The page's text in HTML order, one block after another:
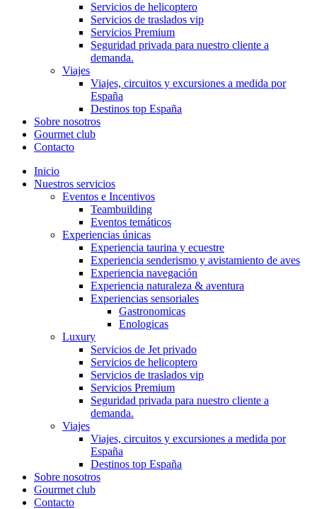
Servicios de helicoptero
Servicios de traslados vip
Servicios Premium
Seguridad privada para nuestro cliente a
demanda.
Viajes
Viajes, circuitos y excursiones a medida por
España
Destinos top España
Sobre nosotros
Gourmet club
Contacto
Inicio
Nuestros servicios
Eventos e Incentivos
Teambuilding
Eventos temáticos
Experiencias únicas
Experiencia taurina y ecuestre
Experiencia senderismo y avistamiento de aves
Experiencia navegación
Experiencia naturaleza & aventura
Experiencias sensoriales
Gastronomicas
Enologicas
Luxury
Servicios de Jet privado
Servicios de helicoptero
Servicios de traslados vip
Servicios Premium
Seguridad privada para nuestro cliente a
demanda.
Viajes
Viajes, circuitos y excursiones a medida por
España
Destinos top España
Sobre nosotros
Gourmet club
Contacto